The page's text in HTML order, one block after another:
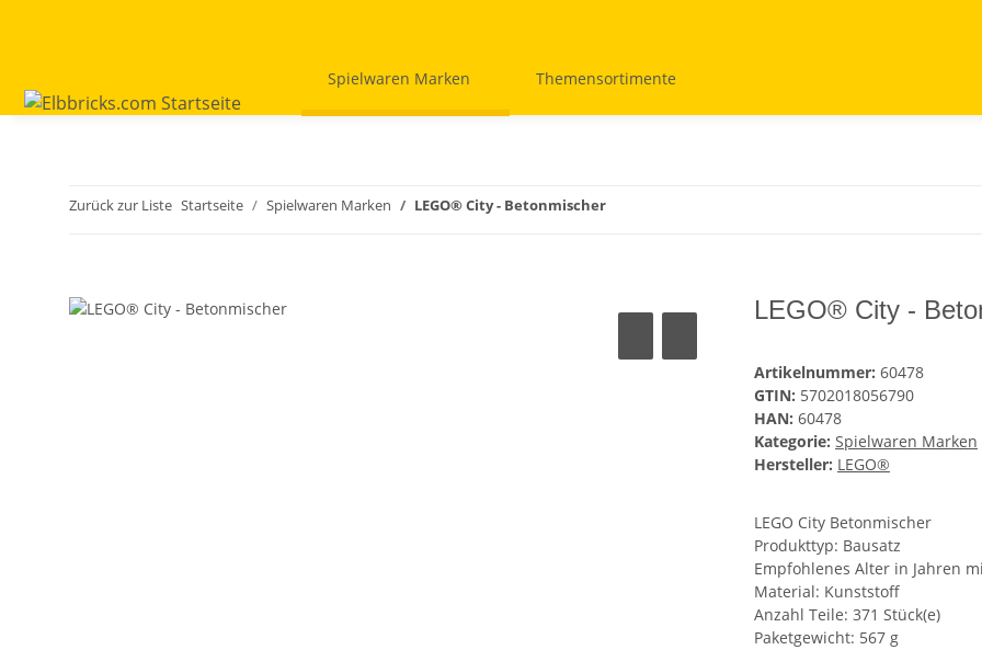
Spielwaren Marken Themensortimente
Zurück zur Liste Startseite Spielwaren Marken LEGO® City - Betonmischer
LEGO® City -
Artikelnummer: 60478
GTIN: 5702018056790
HAN: 60478
Kategorie: Spielwaren Marken
Hersteller: LEGO®
LEGO City Betonmischer
Produkttyp: Bausatz
Empfohlenes Alter in Jahren
Material: Kunststoff
Anzahl Teile: 371 Stück(e)
Paketgewicht: 567 g